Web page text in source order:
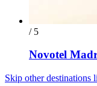
/ 5
Novotel
Skip other destinations